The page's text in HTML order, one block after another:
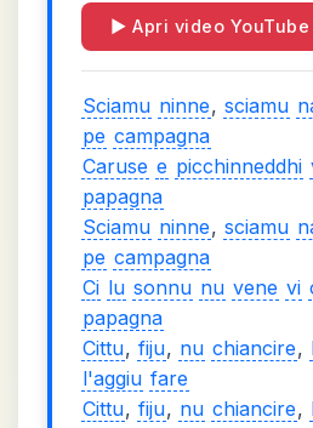
▶ Apri video YouTube
Sciamu ninne, sciamu
pe campagna
Caruse e picchinneddhi
papagna
Sciamu ninne, sciamu
pe campagna
Ci lu sonnu nu vene vi
papagna
Cittu, fiju, nu chiancire,
l'aggiu fare
Cittu, fiju, nu chiancire,